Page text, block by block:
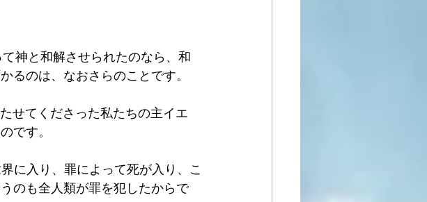
神と和解させられたのなら、和
るのは、なおさらのことです。
せてくださった私たちの主イエ
です。
に入り、罪によって死が入り、こ
のも全人類が罪を犯したからで